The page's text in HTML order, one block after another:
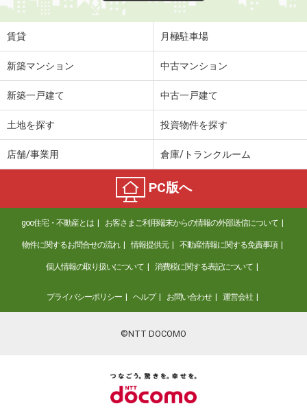
賃貸 月極駐車場
新築マンション 中古マンション
新築一戸建て 中古一戸建て
土地を探す 投資物件を探す
店舗/事業用 倉庫/トランクルーム
PC版へ
goo住宅・不動産とは お客さまご利用端末からの情報の外部送信について
物件に関するお問合せの流れ 情報提供元 不動産情報に関する免責事項
個人情報の取り扱いについて 消費税に関する表記について
プライバシーポリシー ヘルプ お問い合わせ 運営会社
©NTT DOCOMO